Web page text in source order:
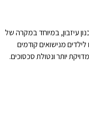
עיזבון, במיוחד במקרה של
לילדים מנישואים קודמים
יותר ונטולת סכסוכים.